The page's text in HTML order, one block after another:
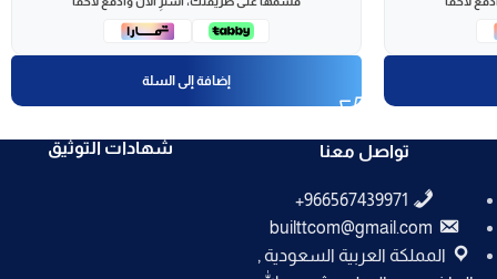
إضافة إلى السلة
تواصل معنا
builttcom@gmail.com
المملكة العربية السعودية ,
شهادات التوثيق